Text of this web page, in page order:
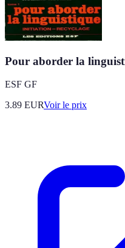
Pour aborder la
ESF GF
3.89 EURVoir le prix